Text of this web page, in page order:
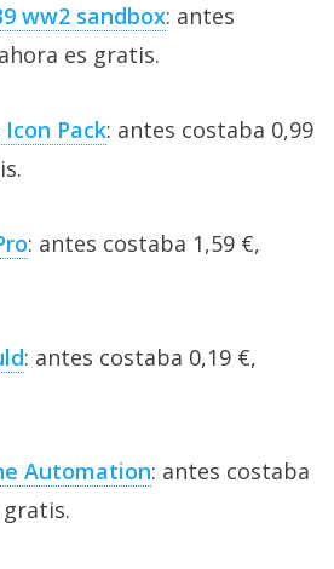
ww2 sandbox: antes
es gratis.
Pack: antes costaba 0,99
: antes costaba 1,59 €,
: antes costaba 0,19 €,
Automation: antes costaba
gratis.